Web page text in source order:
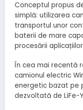
Conceptul propus
simplă: utilizarea
transportul unor
baterii de mare
procesării
În cea mai recentă
camionul electric
energetic bazat pe
dezvoltată de LiFe-